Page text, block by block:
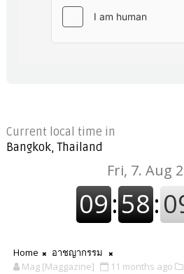
Current local time in
Bangkok, Thailand
Home
อาชญากรรม
Mag [Maggazine]
11 months ago